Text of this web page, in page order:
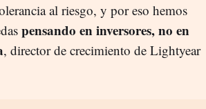
al riesgo, y por eso hemos
pensando en inversores, no en
, director de crecimiento de Lightyear